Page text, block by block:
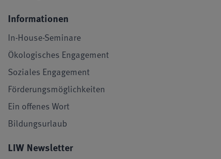
Informationen
In-House-Seminare
Ökologisches Engagement
Soziales Engagement
Förderungsmöglichkeiten
Ein offenes Wort
Bildungsurlaub
LIW Newsletter